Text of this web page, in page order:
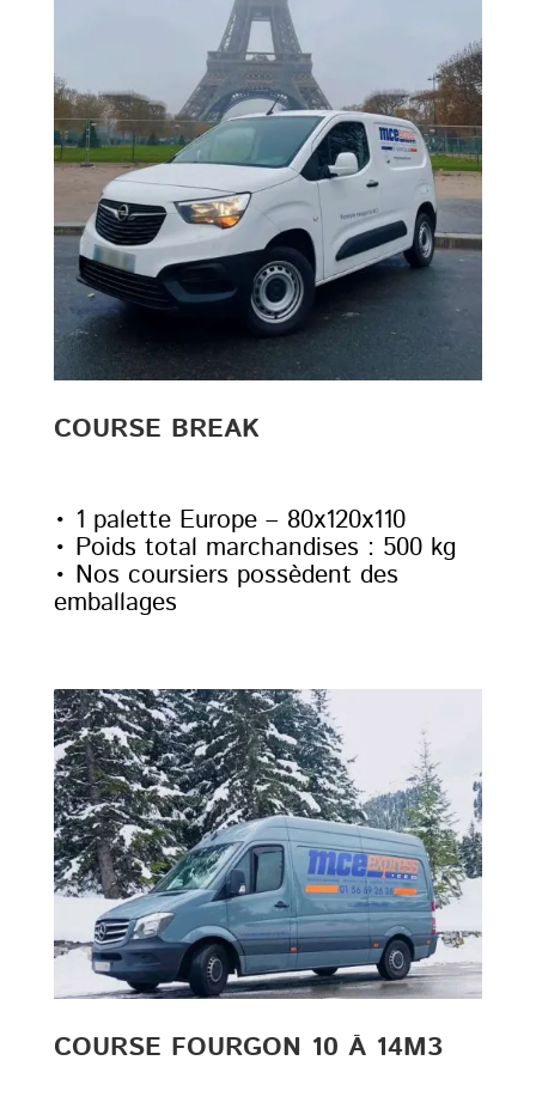
COURSE BREAK
• 1 palette Europe – 80x120x110
• Poids total marchandises : 500 kg
• Nos coursiers possèdent des
emballages
COURSE FOURGON 10 À 14M3